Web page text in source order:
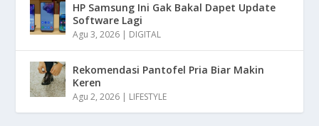
HP Samsung Ini Gak Bakal Dapet Update
Software Lagi
Agu 3, 2026 | DIGITAL
Rekomendasi Pantofel Pria Biar Makin
Keren
Agu 2, 2026 | LIFESTYLE